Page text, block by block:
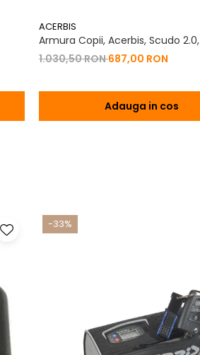
ACERBIS
Armura Copii, Acerbis, Scudo 2.0,
1.030,50 RON687,00 RON
Adauga in cos
-33%